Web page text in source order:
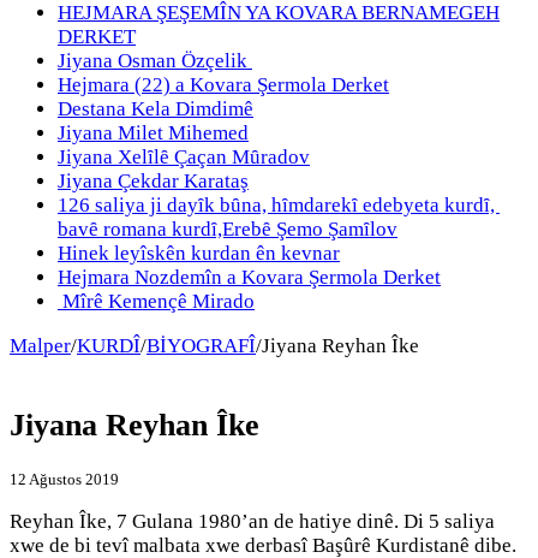
HEJMARA ŞEŞEMÎN YA KOVARA BERNAMEGEH
DERKET
Jiyana Osman Özçelik
Hejmara (22) a Kovara Şermola Derket
Destana Kela Dimdimê
Jiyana Milet Mihemed
Jiyana Xelȋlȇ Çaçan Mȗradov
Jiyana Çekdar Karataş
126 saliya ji dayȋk bȗna, hȋmdarekȋ edebyeta kurdȋ,
bavȇ romana kurdȋ,Erebȇ Şemo Şamȋlov
Hinek leyîskên kurdan ên kevnar
Hejmara Nozdemîn a Kovara Şermola Derket
Mîrê Kemençê Mirado
Malper/KURDÎ/BİYOGRAFÎ/Jiyana Reyhan Îke
Jiyana Reyhan Îke
12 Ağustos 2019
Reyhan Îke, 7 Gulana 1980’an de hatiye dinê. Di 5 saliya
xwe de bi tevî malbata xwe derbasî Başûrê Kurdistanê dibe.